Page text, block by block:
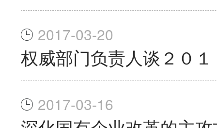
2017-03-20
权威部门负责人谈２０
2017-03-16